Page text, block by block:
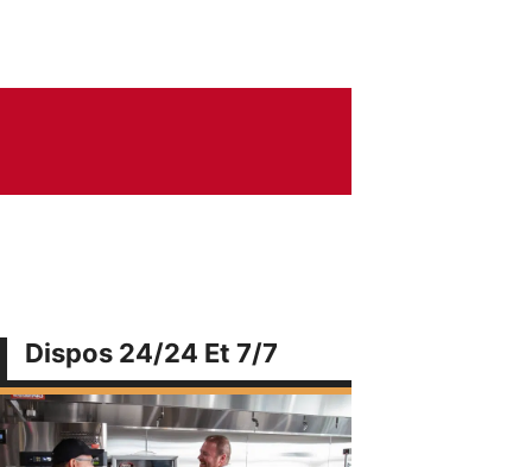
Dispos 24/24 Et 7/7